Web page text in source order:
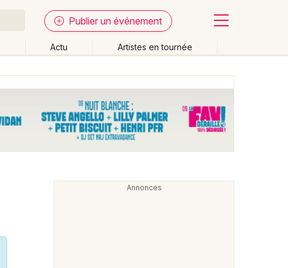
Publier un événement
Actu Artistes en tournée
Effacer les dates
Autre